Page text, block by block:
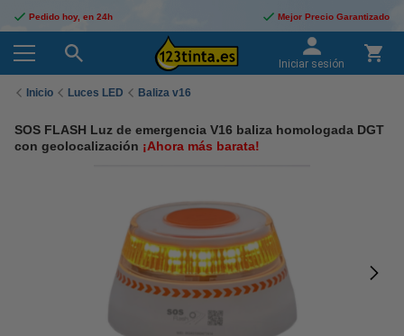
Pedido hoy, en 24h Mejor Precio Garantizado
Iniciar sesión
Inicio Luces LED Baliza v16
SOS FLASH Luz de emergencia V16 baliza homologada DGT
con geolocalización ¡Ahora más barata!